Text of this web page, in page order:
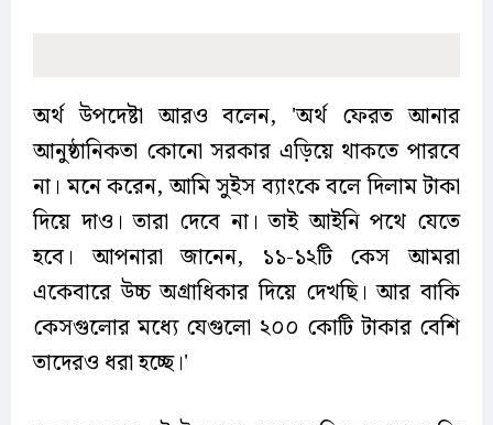
অর্থ উপদেষ্টা আরও বলেন, 'অর্থ ফেরত আনার
আনুষ্ঠানিকতা কোনো সরকার এড়িয়ে থাকতে পারবে
না। মনে করেন, আমি সুইস ব্যাংকে বলে দিলাম টাকা
দিয়ে দাও। তারা দেবে না। তাই আইনি পথে যেতে
হবে। আপনারা জানেন, ১১-১২টি কেস আমরা
একেবারে উচ্চ অগ্রাধিকার দিয়ে দেখছি। আর বাকি
কেসগুলোর মধ্যে যেগুলো ২০০ কোটি টাকার বেশি
তাদেরও ধরা হচ্ছে।'